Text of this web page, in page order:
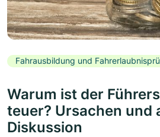
Fahrausbildung und
Warum ist der
teuer? Ursachen und
Diskussion